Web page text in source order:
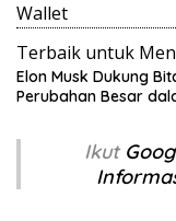
Wallet
Terbaik untuk
Elon Musk Dukung
Perubahan Besar
Ikut